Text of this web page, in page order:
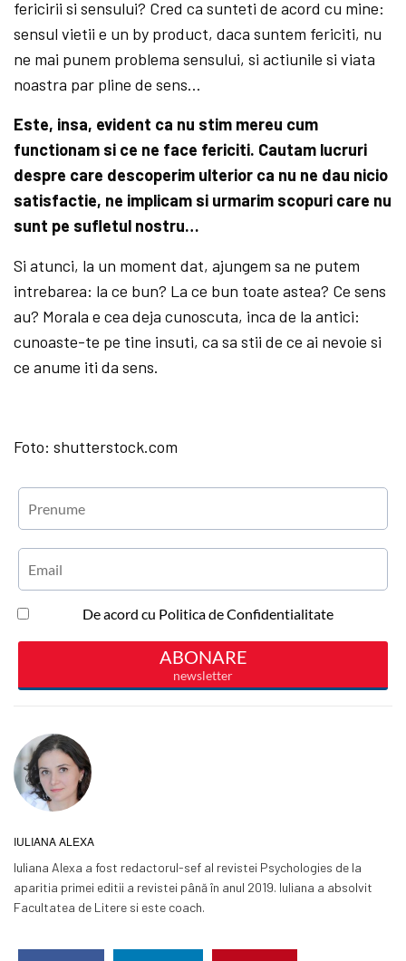
fericirii si sensului? Cred ca sunteti de acord cu mine:
sensul vietii e un by product, daca suntem fericiti, nu
ne mai punem problema sensului, si actiunile si viata
noastra par pline de sens…
Este, insa, evident ca nu stim mereu cum
functionam si ce ne face fericiti. Cautam lucruri
despre care descoperim ulterior ca nu ne dau nicio
satisfactie, ne implicam si urmarim scopuri care nu
sunt pe sufletul nostru…
Si atunci, la un moment dat, ajungem sa ne putem
intrebarea: la ce bun? La ce bun toate astea? Ce sens
au? Morala e cea deja cunoscuta, inca de la antici:
cunoaste-te pe tine insuti, ca sa stii de ce ai nevoie si
ce anume iti da sens.
Foto: shutterstock.com
IULIANA ALEXA
Iuliana Alexa a fost redactorul-sef al revistei Psychologies de la
aparitia primei editii a revistei până în anul 2019. Iuliana a absolvit
Facultatea de Litere si este coach.